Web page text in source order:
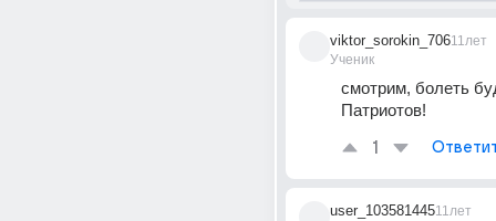
viktor_sorokin_706
Ученик
11лет
смотрим, болеть
Патриотов!
1
user_10358144511лет